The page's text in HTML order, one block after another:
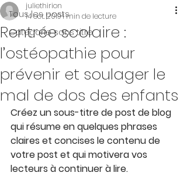
Tous les posts
Catégorie sans titre
Rentrée scolaire :
l’ostéopathie pour
prévenir et soulager le
mal de dos des enfants
juliethirion
14 oct. 20191 min de lecture
Créez un sous-titre de post de blog
qui résume en quelques phrases
claires et concises le contenu de
votre post et qui motivera vos
lecteurs à continuer à lire.